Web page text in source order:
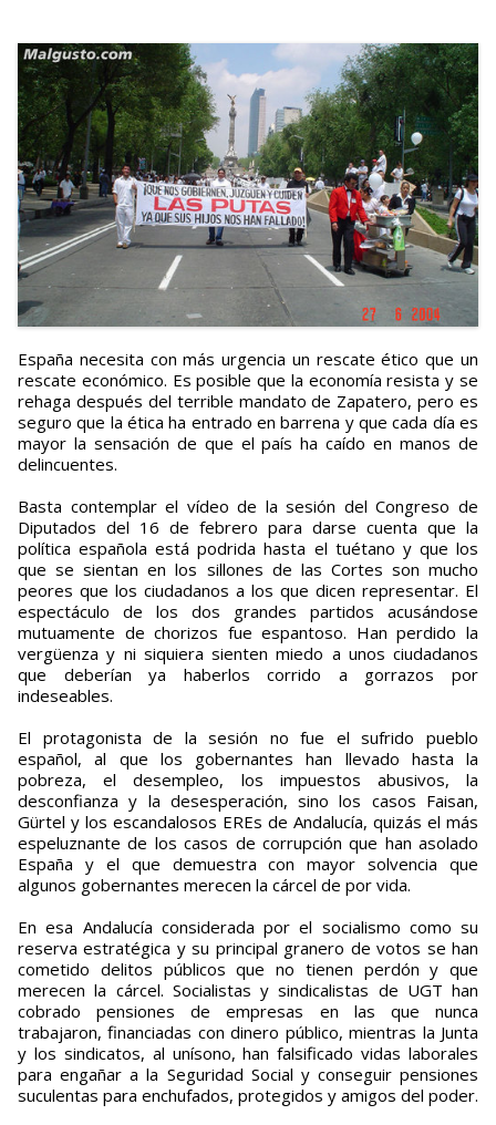
España necesita con más urgencia un rescate ético que un
rescate económico. Es posible que la economía resista y se
rehaga después del terrible mandato de Zapatero, pero es
seguro que la ética ha entrado en barrena y que cada día es
mayor la sensación de que el país ha caído en manos de
delincuentes.
Basta contemplar el vídeo de la sesión del Congreso de
Diputados del 16 de febrero para darse cuenta que la
política española está podrida hasta el tuétano y que los
que se sientan en los sillones de las Cortes son mucho
peores que los ciudadanos a los que dicen representar. El
espectáculo de los dos grandes partidos acusándose
mutuamente de chorizos fue espantoso. Han perdido la
vergüenza y ni siquiera sienten miedo a unos ciudadanos
que deberían ya haberlos corrido a gorrazos por
indeseables.
El protagonista de la sesión no fue el sufrido pueblo
español, al que los gobernantes han llevado hasta la
pobreza, el desempleo, los impuestos abusivos, la
desconfianza y la desesperación, sino los casos Faisan,
Gürtel y los escandalosos EREs de Andalucía, quizás el más
espeluznante de los casos de corrupción que han asolado
España y el que demuestra con mayor solvencia que
algunos gobernantes merecen la cárcel de por vida.
En esa Andalucía considerada por el socialismo como su
reserva estratégica y su principal granero de votos se han
cometido delitos públicos que no tienen perdón y que
merecen la cárcel. Socialistas y sindicalistas de UGT han
cobrado pensiones de empresas en las que nunca
trabajaron, financiadas con dinero público, mientras la Junta
y los sindicatos, al unísono, han falsificado vidas laborales
para engañar a la Seguridad Social y conseguir pensiones
suculentas para enchufados, protegidos y amigos del poder.